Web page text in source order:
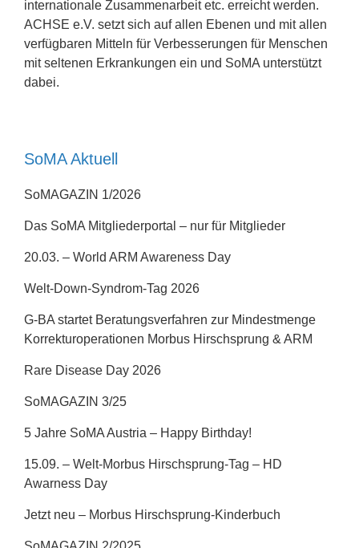
internationale Zusammenarbeit etc. erreicht werden.
ACHSE e.V. setzt sich auf allen Ebenen und mit allen
verfügbaren Mitteln für Verbesserungen für Menschen
mit seltenen Erkrankungen ein und SoMA unterstützt
dabei.
SoMA Aktuell
SoMAGAZIN 1/2026
Das SoMA Mitgliederportal – nur für Mitglieder
20.03. – World ARM Awareness Day
Welt-Down-Syndrom-Tag 2026
G-BA startet Beratungsverfahren zur Mindestmenge
Korrekturoperationen Morbus Hirschsprung & ARM
Rare Disease Day 2026
SoMAGAZIN 3/25
5 Jahre SoMA Austria – Happy Birthday!
15.09. – Welt-Morbus Hirschsprung-Tag – HD
Awarness Day
Jetzt neu – Morbus Hirschsprung-Kinderbuch